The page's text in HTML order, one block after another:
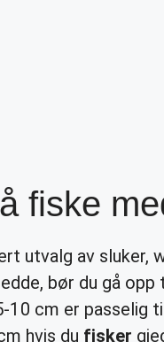
fiske
utvalg av sluker,
bør du gå
10 cm er passelig
hvis du fisker